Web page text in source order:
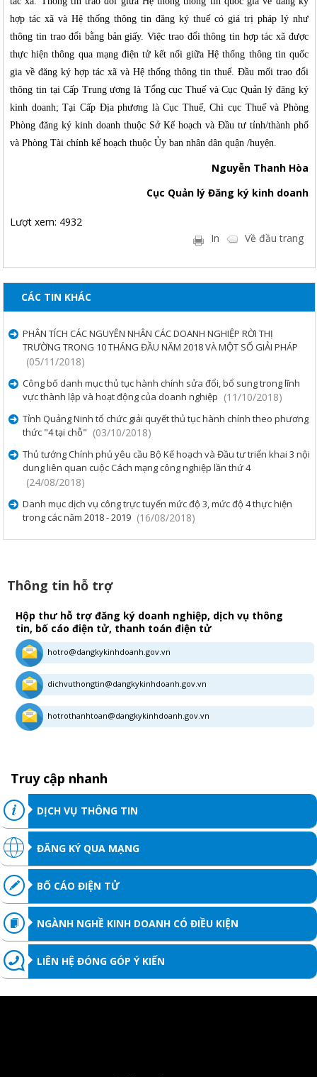
hợp tác xã và Hệ thống thông tin đăng ký thuế có giá trị pháp lý như
thông tin trao đổi bằng bản giấy. Việc trao đổi thông tin hợp tác xã được
thực hiện thông qua mạng điện tử kết nối giữa Hệ thống thông tin quốc
gia về đăng ký hợp tác xã và Hệ thống thông tin thuế. Đầu mối trao đổi
thông tin tại Cấp Trung ương là Tổng cục Thuế và Cục Quản lý đăng ký
kinh doanh; Tại Cấp Địa phương là Cục Thuế, Chi cục Thuế và Phòng
Phòng đăng ký kinh doanh thuộc Sở Kế hoạch và Đầu tư tỉnh/thành phố
và Phòng Tài chính kế hoạch thuộc Ủy ban nhân dân quận /huyện.
Nguyễn Thanh Hòa
Cục Quản lý Đăng ký kinh doanh
Lượt xem: 4932
Về đầu trang
In
CÁC TIN KHÁC
PHÂN TÍCH CÁC NGUYÊN NHÂN CÁC DOANH NGHIỆP RỜI THỊ
TRƯỜNG TRONG 10 THÁNG ĐẦU NĂM 2018 VÀ MỘT SỐ GIẢI PHÁP
(05/11/2018)
Công bố danh mục thủ tục hành chính sửa đổi, bổ sung trong lĩnh
vực thành lập và hoạt động của doanh nghiệp (11/10/2018)
Tỉnh Quảng Ninh tổ chức giải quyết thủ tục hành chính theo phương
thức "4 tại chỗ" (03/10/2018)
Thủ tướng Chính phủ yêu cầu Bộ Kế hoạch và Đầu tư triển khai 3 nội
dung liên quan cuộc Cách mạng công nghiệp lần thứ 4
(24/08/2018)
Danh mục dịch vụ công trực tuyến mức độ 3, mức độ 4 thực hiện
trong các năm 2018 - 2019 (16/08/2018)
Thông tin hỗ trợ
Hộp thư hỗ trợ đăng ký doanh nghiệp, dịch vụ thông
tin, bố cáo điện tử, thanh toán điện tử
hotro@dangkykinhdoanh.gov.vn
dichvuthongtin@dangkykinhdoanh.gov.vn
hotrothanhtoan@dangkykinhdoanh.gov.vn
Truy cập nhanh
DỊCH VỤ THÔNG TIN
ĐĂNG KÝ QUA MẠNG
BỐ CÁO ĐIỆN TỬ
NGÀNH NGHỀ KINH DOANH CÓ ĐIỀU KIỆN
LIÊN HỆ ĐÓNG GÓP Ý KIẾN